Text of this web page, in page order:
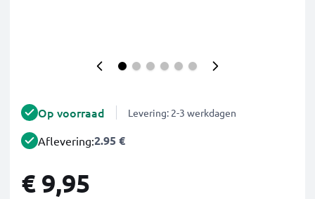
Op voorraad Levering: 2-3 werkdagen
Aflevering:2.95 €
€ 9,95